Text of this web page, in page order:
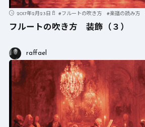
2017年2月23日 #フルートの吹き方 #楽譜の読み方
フルートの吹き方 装飾（３）
raffael